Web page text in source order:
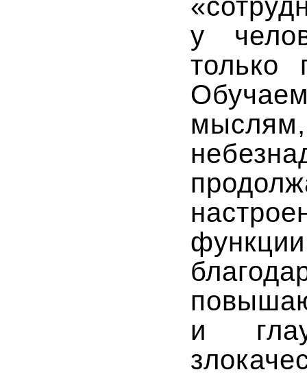
у
только
мыслям,
и